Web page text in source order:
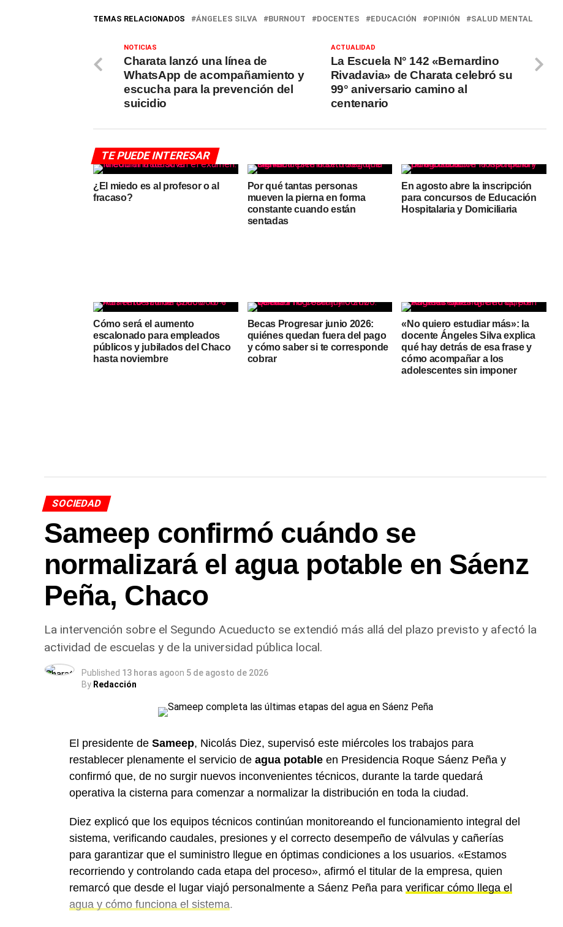
TEMAS RELACIONADOS ÁNGELES SILVA BURNOUT DOCENTES EDUCACIÓN OPINIÓN SALUD MENTAL
ACTUALIDAD
La Escuela N° 142 «Bernardino
Rivadavia» de Charata celebró su
99° aniversario camino al
centenario
NOTICIAS
Charata lanzó una línea de
WhatsApp de acompañamiento y
escucha para la prevención del
suicidio
TE PUEDE INTERESAR
¿El miedo es al profesor o al
fracaso?
Por qué tantas personas
mueven la pierna en forma
constante cuando están
sentadas
En agosto abre la inscripción
para concursos de Educación
Hospitalaria y Domiciliaria
Cómo será el aumento
escalonado para empleados
públicos y jubilados del Chaco
hasta noviembre
Becas Progresar junio 2026:
quiénes quedan fuera del pago
y cómo saber si te corresponde
cobrar
«No quiero estudiar más»: la
docente Ángeles Silva explica
qué hay detrás de esa frase y
cómo acompañar a los
adolescentes sin imponer
SOCIEDAD
Sameep confirmó cuándo se
normalizará el agua potable en Sáenz
Peña, Chaco
La intervención sobre el Segundo Acueducto se extendió más allá del plazo previsto y afectó la
actividad de escuelas y de la universidad pública local.
Published 13 horas agoon 5 de agosto de 2026
By Redacción
El presidente de Sameep, Nicolás Diez, supervisó este miércoles los trabajos para
restablecer plenamente el servicio de agua potable en Presidencia Roque Sáenz Peña y
confirmó que, de no surgir nuevos inconvenientes técnicos, durante la tarde quedará
operativa la cisterna para comenzar a normalizar la distribución en toda la ciudad.
Diez explicó que los equipos técnicos continúan monitoreando el funcionamiento integral del
sistema, verificando caudales, presiones y el correcto desempeño de válvulas y cañerías
para garantizar que el suministro llegue en óptimas condiciones a los usuarios. «Estamos
recorriendo y controlando cada etapa del proceso», afirmó el titular de la empresa, quien
remarcó que desde el lugar viajó personalmente a Sáenz Peña para verificar cómo llega el
agua y cómo funciona el sistema.